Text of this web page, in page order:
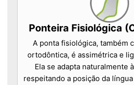
Ponteira Fisiológica
A ponta fisiológica, também
ortodôntica, é assimétrica e
Ela se adapta naturalmente
respeitando a posição da